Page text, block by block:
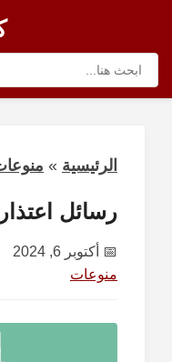
الرئيسية »
رسائل
📅 أكتوبر 6, 2024
منوعات